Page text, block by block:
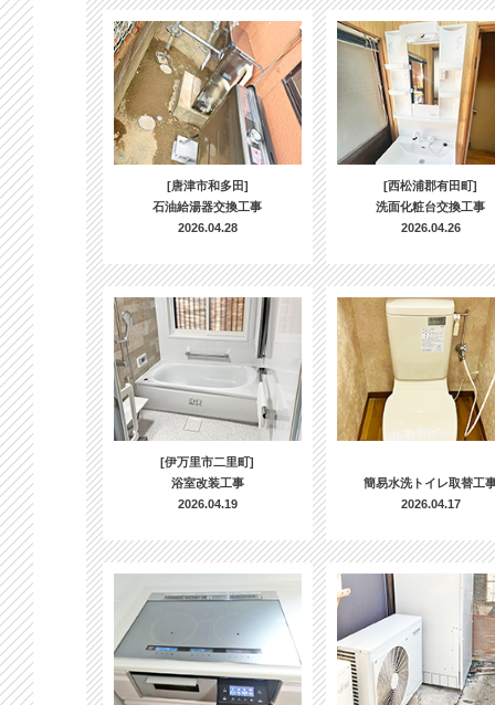
[唐津市和多田]
石油給湯器交換工事
2026.04.28
[西松浦郡有田町]
洗面化粧台交換工事
2026.04.26
[伊万里市二里町]
浴室改装工事
2026.04.19
簡易水洗トイレ取替工
2026.04.17